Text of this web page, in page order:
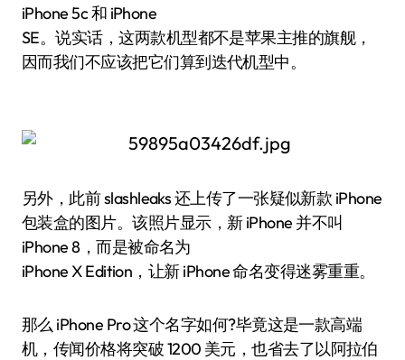
iPhone 5c 和 iPhone
SE。说实话，这两款机型都不是苹果主推的旗舰，
因而我们不应该把它们算到迭代机型中。
另外，此前 slashleaks 还上传了一张疑似新款 iPhone
包装盒的图片。该照片显示，新 iPhone 并不叫
iPhone 8，而是被命名为
iPhone X Edition，让新 iPhone 命名变得迷雾重重。
那么 iPhone Pro 这个名字如何?毕竟这是一款高端
机，传闻价格将突破 1200 美元，也省去了以阿拉伯